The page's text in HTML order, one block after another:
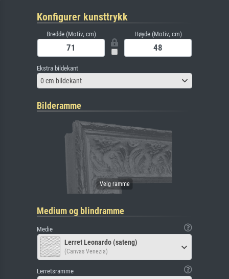
Konfigurer kunsttrykk
Bredde (Motiv, cm) Høyde (Motiv, cm)
Ekstra bildekant
0 cm bildekant
Bilderamme
Medium og blindramme
Medie
Lerret Leonardo (sateng)
(Canvas Venezia)
Lerretsramme